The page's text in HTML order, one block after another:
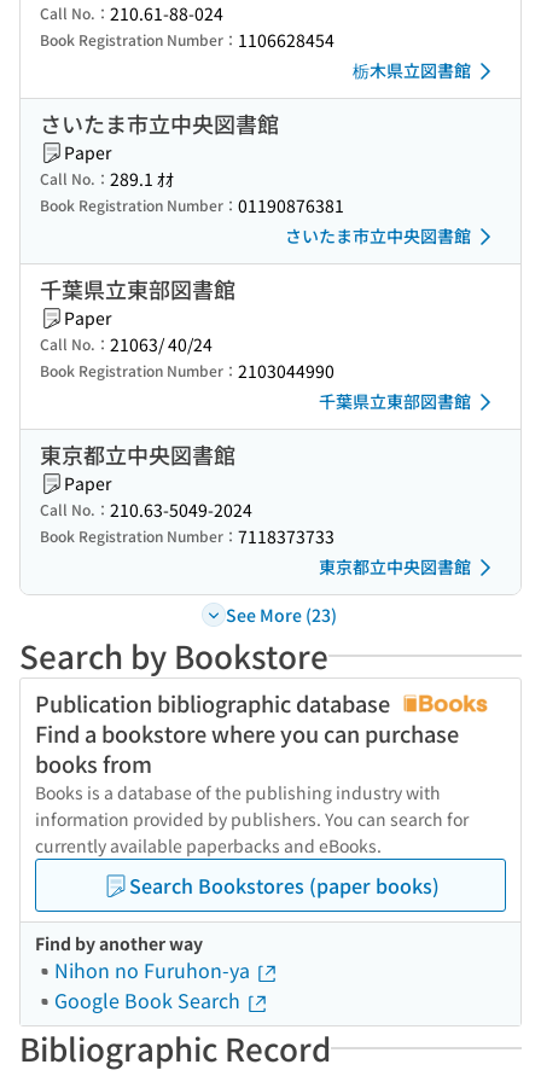
Call No.： 210.61-88-024
Book Registration Number： 1106628454
栃木県立図書館
さいたま市立中央図書館
Paper
Call No.： 289.1 ｵｵ
Book Registration Number： 01190876381
さいたま市立中央図書館
千葉県立東部図書館
Paper
Call No.： 21063/ 40/24
Book Registration Number： 2103044990
千葉県立東部図書館
東京都立中央図書館
Paper
Call No.： 210.63-5049-2024
Book Registration Number： 7118373733
東京都立中央図書館
See More (23)
Search by Bookstore
Publication bibliographic database
Find a bookstore where you can purchase
books from
Books is a database of the publishing industry with
information provided by publishers. You can search for
currently available paperbacks and eBooks.
Search Bookstores (paper books)
Find by another way
Nihon no Furuhon-ya
Google Book Search
Bibliographic Record